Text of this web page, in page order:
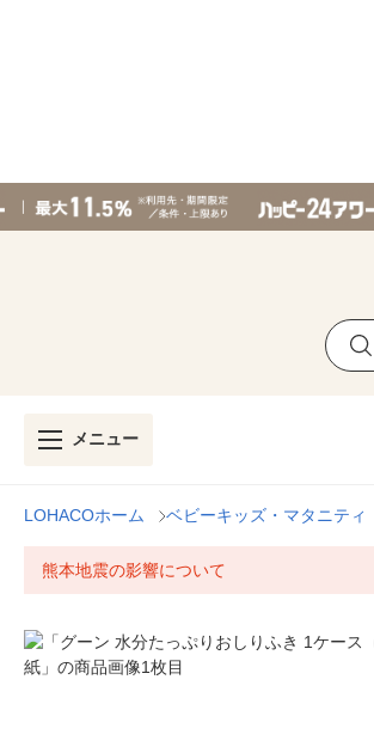
メニュー
LOHACOホーム ベビーキッズ・マタニティ
熊本地震の影響について